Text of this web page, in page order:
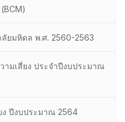
ยมหิดล พ.ศ. 2560-2563
ามเสี่ยง ประจำปีงบประมาณ
ง ปีงบประมาณ 2564